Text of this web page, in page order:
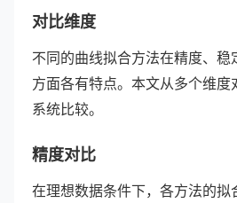
对比维度
不同的曲线拟合方法在精度、稳
方面各有特点。本文从多个维度
系统比较。
精度对比
在理想数据条件下，各方法的拟